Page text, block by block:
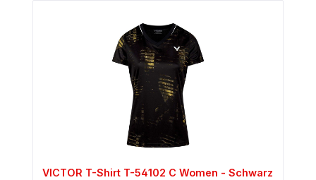
VICTOR T-Shirt T-54102 C Women - Schwarz